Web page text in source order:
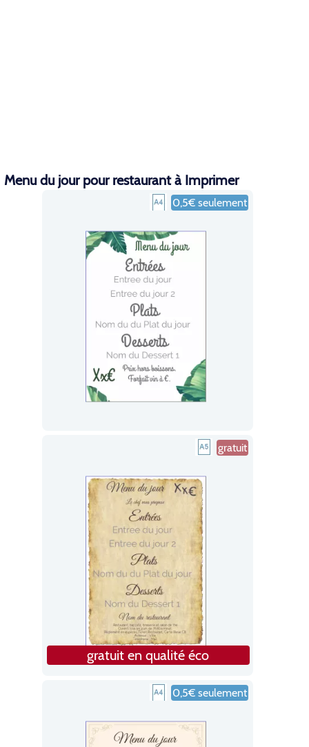
Menu du jour pour restaurant à Imprimer
0,5€ seulement
gratuit
gratuit en qualité éco
0,5€ seulement